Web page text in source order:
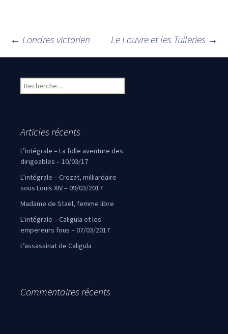
Navigation des articles
← Londres victorien Le Louvre et les Tuileries →
Rechercher :
Articles récents
L’intégrale – La folle aventure des
dirigeables – 10/03/17
L’intégrale – Crozat, milliardaire
sous Louis XIV – 09/03/2017
Madame de Staël, femme libre
L’intégrale – Caligula et les
empereurs fous – 07/03/2017
L’assassinat de Caligula
Commentaires récents